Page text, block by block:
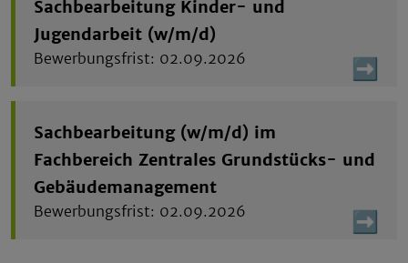
Sachbearbeitung Kinder- und
Jugendarbeit (w/m/d)
02.09.2026
Sachbearbeitung (w/m/d) im
Fachbereich Zentrales Grundstücks- und
Gebäudemanagement
02.09.2026